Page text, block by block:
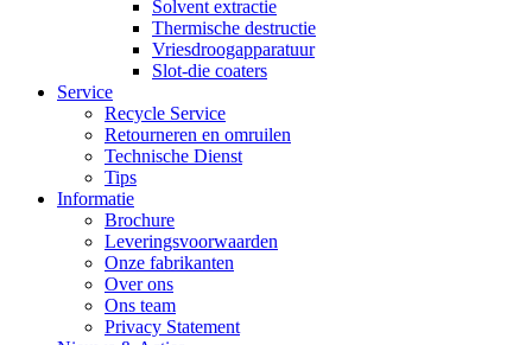
Solvent extractie
Thermische destructie
Vriesdroogapparatuur
Slot-die coaters
Service
Recycle Service
Retourneren en omruilen
Technische Dienst
Tips
Informatie
Brochure
Leveringsvoorwaarden
Onze fabrikanten
Over ons
Ons team
Privacy Statement